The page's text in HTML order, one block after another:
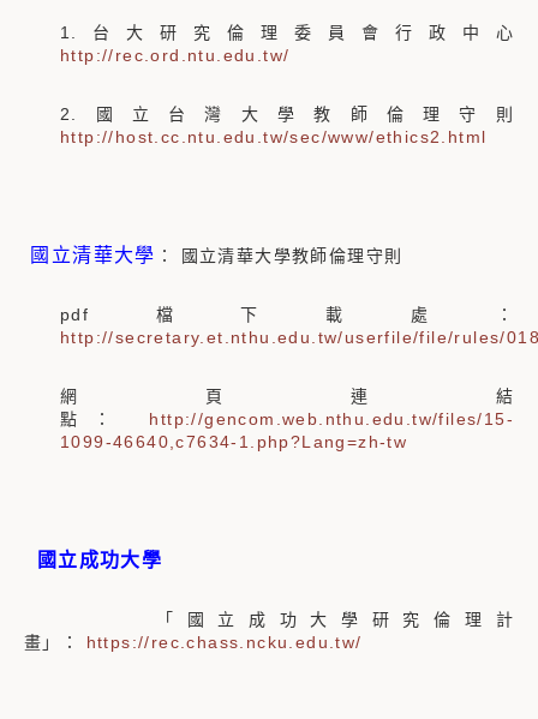
1.台大研究倫理委員會行政中心
http://rec.ord.ntu.edu.tw/
2.國立台灣大學教師倫理守則
http://host.cc.ntu.edu.tw/sec/www/ethics2.html
國立清華大學 ： 國立清華大學教師倫理守則
pdf檔下載處：
http://secretary.et.nthu.edu.tw/userfile/file/rules/
網頁連結
點： http://gencom.web.nthu.edu.tw/files/15-
1099-46640,c7634-1.php?Lang=zh-tw
國立成功大學
「國立成功大學研究倫理計
畫」： https://rec.chass.ncku.edu.tw/